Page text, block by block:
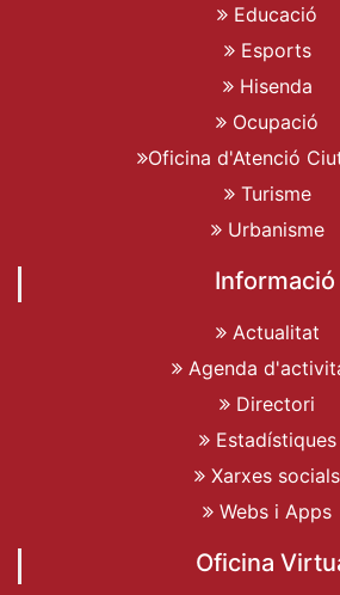
Educació
Esports
Hisenda
Ocupació
Oficina d'Atenció
Turisme
Urbanisme
Informació
Actualitat
Agenda
Directori
Estadístiques
Xarxes socials
Webs i Apps
Oficina